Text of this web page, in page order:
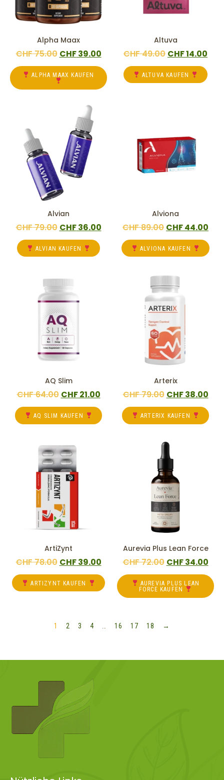
Alpha Maax
CHF75.00 CHF39.00
ALPHA MAAX KAUFEN
Altuva
CHF49.00 CHF14.00
ALTUVA KAUFEN
Alvian
CHF79.00 CHF36.00
ALVIAN KAUFEN
Alviona
CHF89.00 CHF44.00
ALVIONA KAUFEN
AQ Slim
CHF64.00 CHF21.00
AQ SLIM KAUFEN
Arterix
CHF79.00 CHF38.00
ARTERIX KAUFEN
ArtiZynt
CHF78.00 CHF39.00
ARTIZYNT KAUFEN
Aurevia Plus Lean Force
CHF72.00 CHF34.00
AUREVIA PLUS LEAN
FORCE KAUFEN
1 2 3 4 16 17 18 →